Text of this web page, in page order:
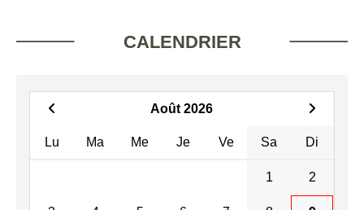
CALENDRIER
Août 2026
Lu Ma Me Je Ve Sa Di
1 2